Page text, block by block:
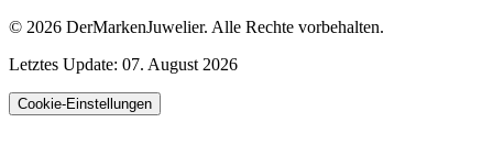
© 2026 DerMarkenJuwelier. Alle Rechte vorbehalten.
Letztes Update: 07. August 2026
Cookie-Einstellungen